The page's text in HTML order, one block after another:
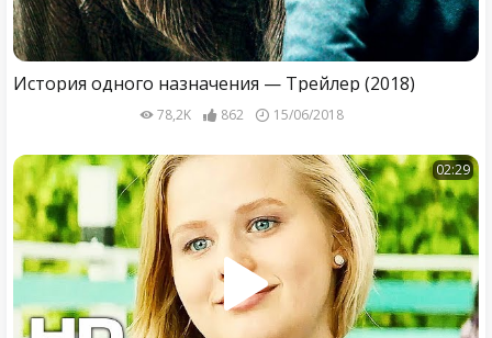
История одного назначения — Трейлер (2018)
78,2K 862 15/06/2018
02:29